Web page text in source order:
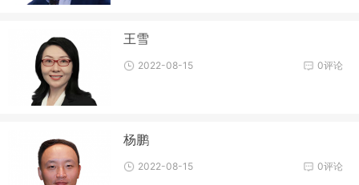
王雪
0评论
2022-08-15
杨鹏
0评论
2022-08-15